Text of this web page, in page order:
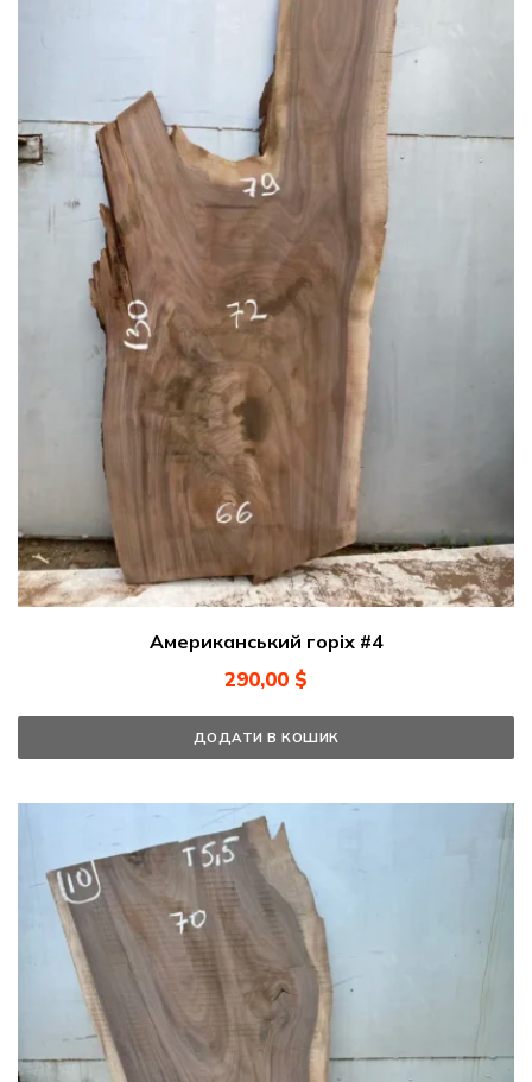
Американський горіх #4
290,00 $
ДОДАТИ В КОШИК